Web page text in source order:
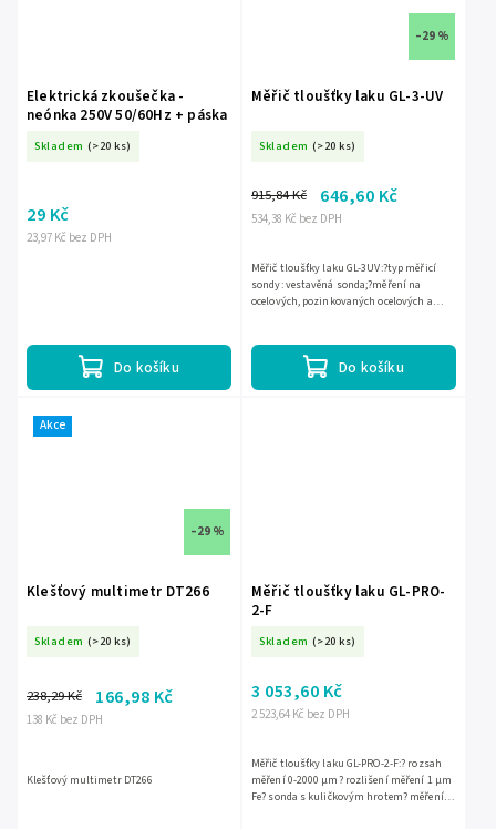
Elektrická zkoušečka -
neónka 250V 50/60Hz + páska
Skladem (>20 ks)
23,97 Kč bez DPH
29 Kč
Do košíku
–29 %
Měřič tloušťky laku GL-3-UV
Skladem (>20 ks)
534,38 Kč bez DPH
915,84 Kč 646,60 Kč
Do košíku
Měřič tloušťky laku GL-3UV:?typ měřicí
sondy: vestavěná sonda;?měření na
ocelových, pozinkovaných ocelových a
Akce
–29 %
Klešťový multimetr DT266
Skladem (>20 ks)
138 Kč bez DPH
238,29 Kč 166,98 Kč
Klešťový multimetr DT266
Měřič tloušťky laku GL-PRO-
2-F
Skladem (>20 ks)
2 523,64 Kč bez DPH
3 053,60 Kč
Měřič tloušťky laku GL-PRO-2-F:? rozsah
měření 0-2000 µm? rozlišení měření 1 µm
Fe? sonda s kuličkovým hrotem? měření